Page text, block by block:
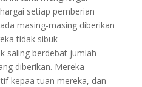
setiap pemberian
masing-masing diberikan
tidak sibuk
saling berdebat jumlah
diberikan. Mereka
kepaa tuan mereka, dan